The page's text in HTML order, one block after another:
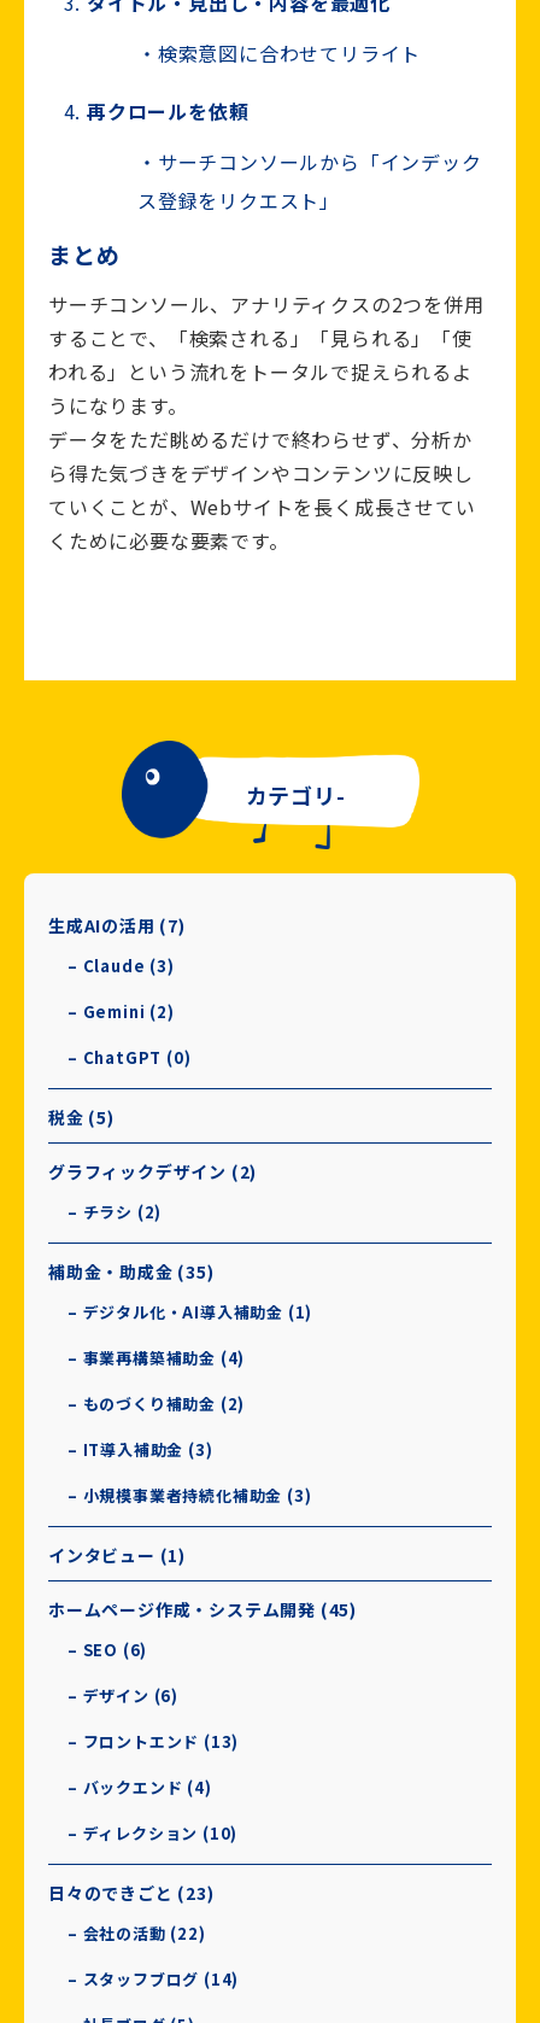
検索意図に合わせてリライト
再クロールを依頼
サーチコンソールから「インデック
ス登録をリクエスト」
まとめ
サーチコンソール、アナリティクスの2つを併用
することで、「検索される」「見られる」「使
われる」という流れをトータルで捉えられるよ
うになります。
データをただ眺めるだけで終わらせず、分析か
ら得た気づきをデザインやコンテンツに反映し
ていくことが、Webサイトを長く成長させてい
くために必要な要素です。
カテゴリ-
生成AIの活用 (7)
– Claude (3)
– Gemini (2)
– ChatGPT (0)
税金 (5)
グラフィックデザイン (2)
– チラシ (2)
補助金・助成金 (35)
– デジタル化・AI導入補助金 (1)
– 事業再構築補助金 (4)
– ものづくり補助金 (2)
– IT導入補助金 (3)
– 小規模事業者持続化補助金 (3)
インタビュー (1)
ホームページ作成・システム開発 (45)
– SEO (6)
– デザイン (6)
– フロントエンド (13)
– バックエンド (4)
– ディレクション (10)
日々のできごと (23)
– 会社の活動 (22)
– スタッフブログ (14)